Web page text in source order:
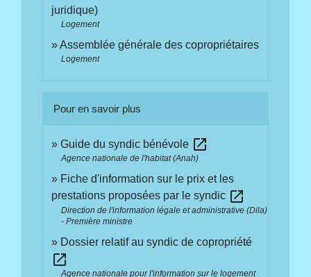
juridique)
Logement
Assemblée générale des copropriétaires
Logement
Pour en savoir plus
Guide du syndic bénévole open_in_new
Agence nationale de l'habitat (Anah)
Fiche d'information sur le prix et les
prestations proposées par le syndic open_in_new
Direction de l'information légale et administrative (Dila)
- Première ministre
Dossier relatif au syndic de copropriété
open_in_new
Agence nationale pour l'information sur le logement